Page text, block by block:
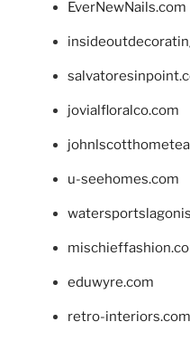
EverNewNails.com
jovialfloralco.com
u-seehomes.com
eduwyre.com
retro-interiors.com